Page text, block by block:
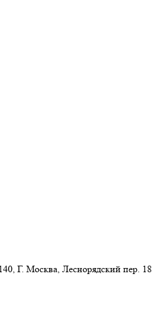
Г. Москва, Леснорядский пер. 18